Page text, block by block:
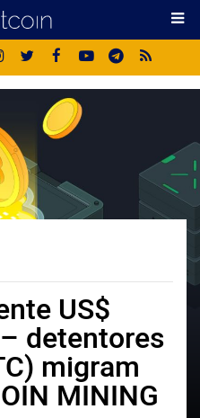
US$
detentores
migram
MINING